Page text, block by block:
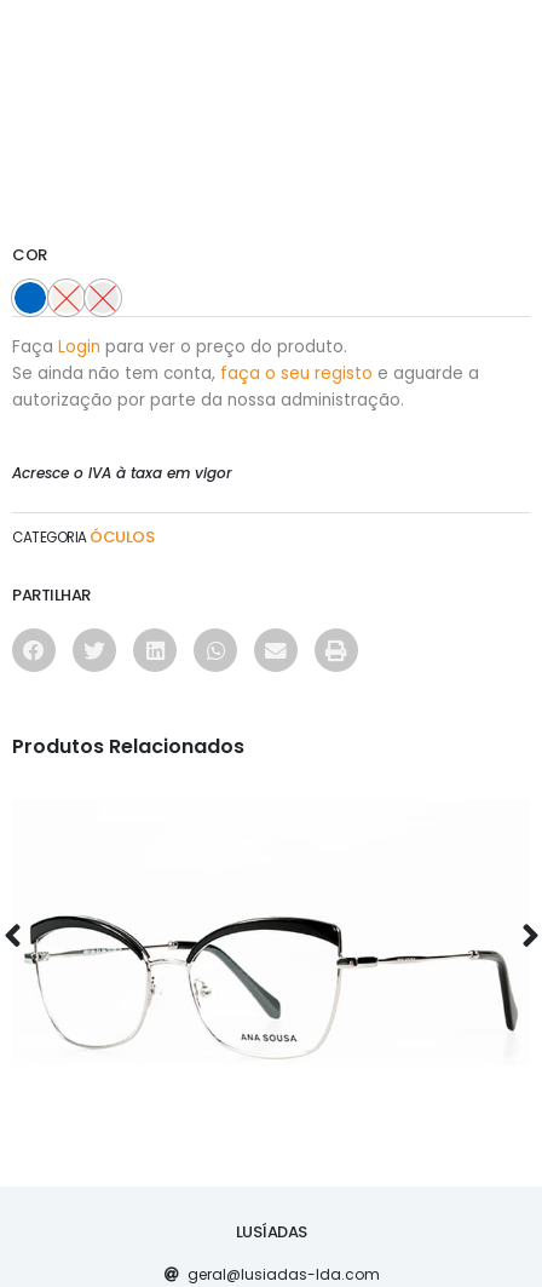
COR
Faça Login para ver o preço do produto.
Se ainda não tem conta, faça o seu registo e aguarde a
autorização por parte da nossa administração.
Acresce o IVA à taxa em vigor
CATEGORIA ÓCULOS
PARTILHAR
Produtos Relacionados
AS1120
LUSÍADAS
geral@lusiadas-lda.com